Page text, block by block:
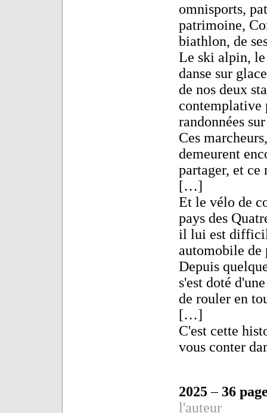
omnisports,
patrimoine,
biathlon, de
Le ski alpin, le
danse sur
de nos deux
contemplative
randonnées
Ces
demeurent
partager, et ce
[…]
Et le vélo de
pays des
il lui est
automobile de
Depuis
s'est doté
de rouler en
[…]
C'est cette
vous conter
2025– 36
l'auteur